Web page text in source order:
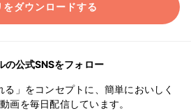
をダウンロードする
の公式SNSをフォロー
る」をコンセプトに、簡単においしく
画を毎日配信しています。